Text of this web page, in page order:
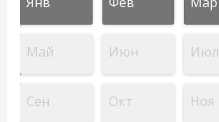
Май Июн Июл
Сен Окт Ноя